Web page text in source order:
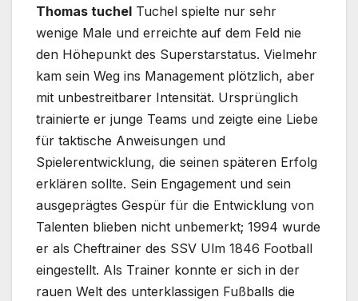
Thomas tuchel Tuchel spielte nur sehr
wenige Male und erreichte auf dem Feld nie
den Höhepunkt des Superstarstatus. Vielmehr
kam sein Weg ins Management plötzlich, aber
mit unbestreitbarer Intensität. Ursprünglich
trainierte er junge Teams und zeigte eine Liebe
für taktische Anweisungen und
Spielerentwicklung, die seinen späteren Erfolg
erklären sollte. Sein Engagement und sein
ausgeprägtes Gespür für die Entwicklung von
Talenten blieben nicht unbemerkt; 1994 wurde
er als Cheftrainer des SSV Ulm 1846 Football
eingestellt. Als Trainer konnte er sich in der
rauen Welt des unterklassigen Fußballs die